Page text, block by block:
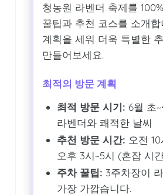
청농원 라벤더 축제를
꿀팁과 추천 코스를 소개합
계획을 세워 더욱 특별한
만들어보세요.
최적의 방문 계획
최적 방문 시기: 6월 초
라벤더와 쾌적한 날씨
추천 방문 시간: 오전
오후 3시~5시 (혼잡 시
주차 꿀팁: 3주차장이
가장 가깝습니다.